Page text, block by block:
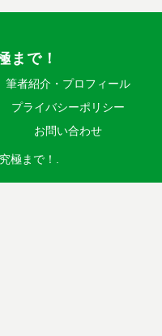
まで！
筆者紹介・プロフィール
プライバシーポリシー
お問い合わせ
極まで！.